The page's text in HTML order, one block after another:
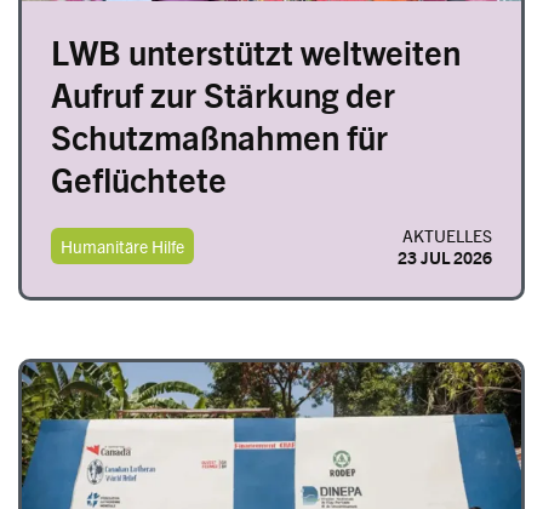
LWB unterstützt weltweiten
Aufruf zur Stärkung der
Schutzmaßnahmen für
Geflüchtete
Humanitäre Hilfe
AKTUELLES
23 JUL 2026
Image